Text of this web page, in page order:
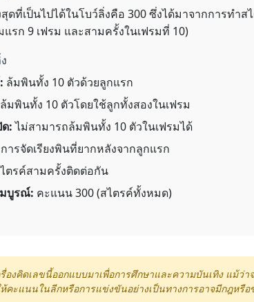
ดที่เป็นไปได้ในโบว์ลิ่งคือ 300 ซึ่งได้มาจากการทำ
แรก 9 เฟรม และสามครั้งในเฟรมที่ 10)
ล้มพินทั้ง 10 ตัวด้วยลูกแรก
ล้มพินทั้ง 10 ตัวโดยใช้ลูกทั้งสองในเฟรม
ด:ไม่สามารถล้มพินทั้ง 10 ตัวในเฟรมได้
การจัดเรียงพินที่ยากหลังจากลูกแรก
ตรค์สามครั้งติดต่อกัน
บูรณ์: คะแนน 300 (สไตรค์ทั้งหมด)
รื่องคิดเลขนี้ออกแบบมาเพื่อการศึกษาและความบันเทิง แม้
คะแนนในลีกหรือการแข่งขันอย่างเป็นทางการอาจมีกฎหรือ